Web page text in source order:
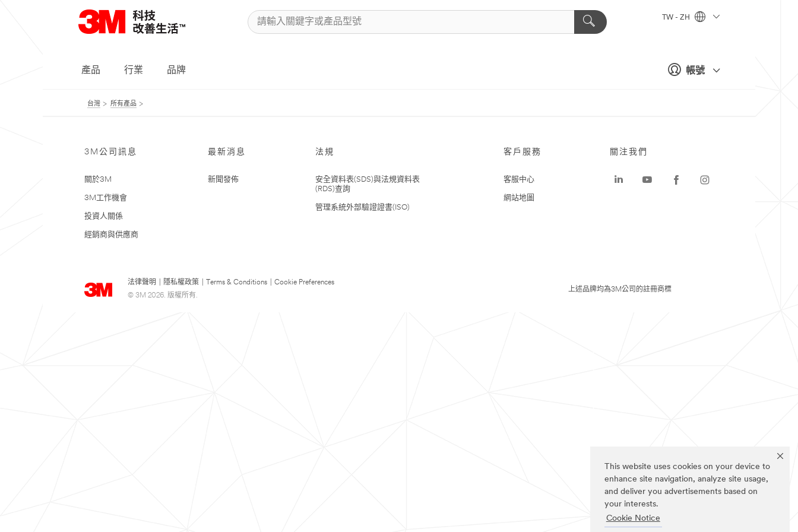
This website uses cookies on your device to
enhance site navigation, analyze site usage,
and deliver you advertisements based on
your interests.
Cookie Notice
帳號
TW - ZH
產品 行業 品牌
台灣 所有產品
3M公司訊息
關於3M
3M工作機會
投資人關係
經銷商與供應商
最新消息
新聞發佈
法規
安全資料表(SDS)與法規資料表
(RDS)查詢
管理系統外部驗證證書(ISO)
客戶服務
客服中心
網站地圖
法律聲明 隱私權政策 Terms & Conditions
Cookie Preferences
© 3M 2026. 版權所有.
關注我們
上述品牌均為3M公司的註冊商標